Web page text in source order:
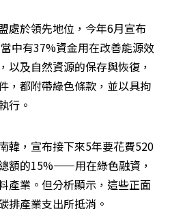
處於領先地位，今年6月宣布
中有37%資金用在改善能源效
以及自然資源的保存與恢復，
，都附帶綠色條款，並以具拘
行。
韓，宣布接下來5年要花費520
額的15%——用在綠色融資，
產業。但分析顯示，這些正面
排產業支出所抵消。